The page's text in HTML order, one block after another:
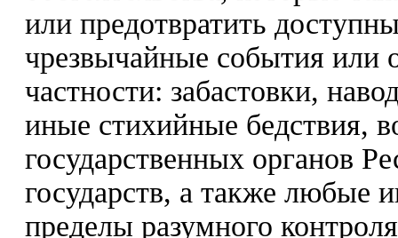
или предотвратить
чрезвычайные события или
частности: забастовки,
иные стихийные бедствия,
государственных органов
государств, а также любые
пределы разумного